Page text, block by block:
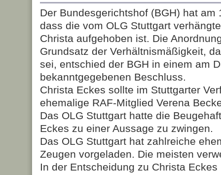
Der Bundesgerichtshof (BGH) hat am
dass die vom OLG Stuttgart
Christa aufgehoben ist. Die
Grundsatz der Verhältnismäßigkeit,
sei, entschied der BGH in einem am
bekanntgegebenen Beschluss.
Christa Eckes sollte im Stuttgarter
ehemalige RAF-Mitglied Verena
Das OLG Stuttgart hatte die
Eckes zu einer Aussage zu zwingen.
Das OLG Stuttgart hat zahlreiche
Zeugen vorgeladen. Die meisten
In der Entscheidung zu Christa